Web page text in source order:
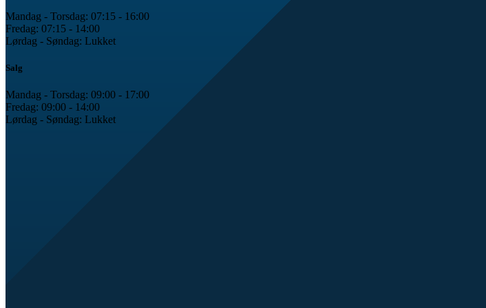
Mandag - Torsdag: 07:15 - 16:00
Fredag: 07:15 - 14:00
Lørdag - Søndag: Lukket
Salg
Mandag - Torsdag: 09:00 - 17:00
Fredag: 09:00 - 14:00
Lørdag - Søndag: Lukket